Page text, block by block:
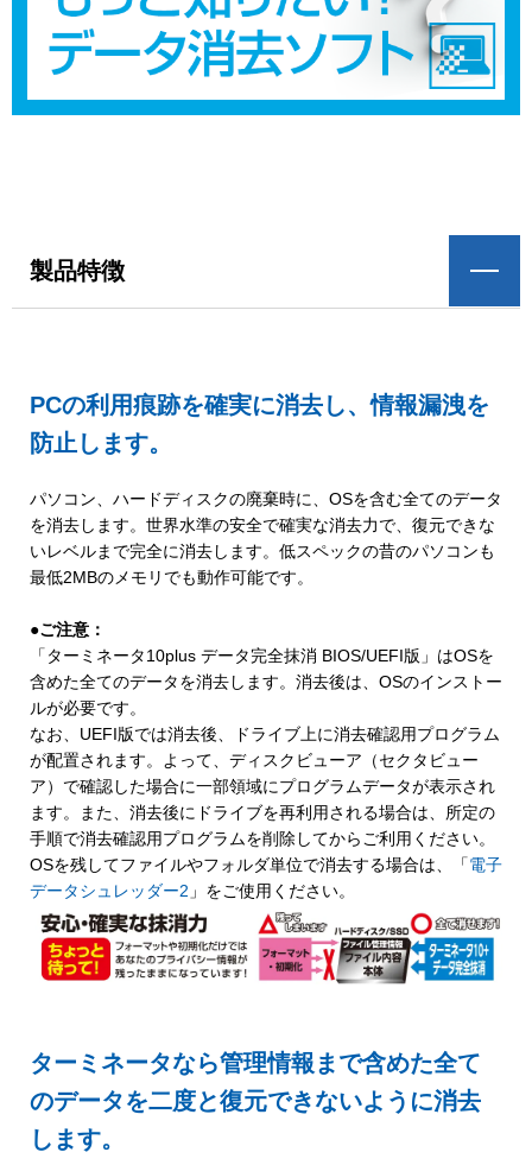
製品特徴
PCの利用痕跡を確実に消去し、情報漏洩を
防止します。
パソコン、ハードディスクの廃棄時に、OSを含む全てのデータ
を消去します。世界水準の安全で確実な消去力で、復元できな
いレベルまで完全に消去します。低スペックの昔のパソコンも
最低2MBのメモリでも動作可能です。
●ご注意：
「ターミネータ10plus データ完全抹消 BIOS/UEFI版」はOSを
含めた全てのデータを消去します。消去後は、OSのインストー
ルが必要です。
なお、UEFI版では消去後、ドライブ上に消去確認用プログラム
が配置されます。よって、ディスクビューア（セクタビュー
ア）で確認した場合に一部領域にプログラムデータが表示され
ます。また、消去後にドライブを再利用される場合は、所定の
手順で消去確認用プログラムを削除してからご利用ください。
OSを残してファイルやフォルダ単位で消去する場合は、「電子
データシュレッダー2 」をご使用ください。
ターミネータなら管理情報まで含めた全て
のデータを二度と復元できないように消去
します。